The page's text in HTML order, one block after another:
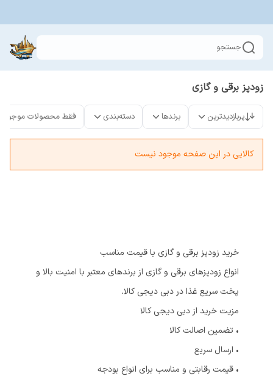
جستجو
زودپز برقی و گازی
پربازدیدترین برندها دسته‌بندی فقط محصولات موجود
کالایی در این صفحه موجود نیست
خرید زودپز برقی و گازی با قیمت مناسب
انواع زودپزهای برقی و گازی از برندهای معتبر با امنیت بالا و
پخت سریع غذا در دبی دیجی کالا.
مزیت خرید از دبی دیجی کالا
• تضمین اصالت کالا
• ارسال سریع
• قیمت رقابتی و مناسب برای انواع بودجه